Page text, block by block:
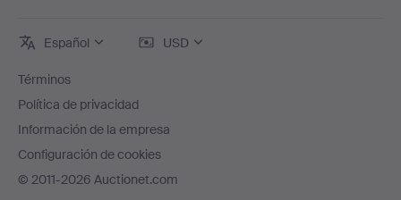
Español USD
Términos
Política de privacidad
Información de la empresa
Configuración de cookies
© 2011-2026 Auctionet.com